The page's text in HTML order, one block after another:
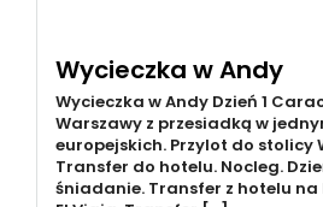
Wycieczka w Andy
Wycieczka w Andy Dzień 1
Warszawy z przesiadką w
europejskich. Przylot do stolicy
Transfer do hotelu. Nocleg.
śniadanie. Transfer z hotelu na